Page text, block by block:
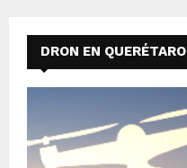
DRON EN QUERÉTARO